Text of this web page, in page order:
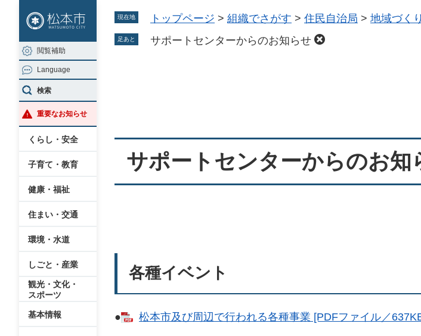
ジ
の
先
頭
で
す
ュ
ー
を
飛
ば
し
閲覧補助
Language
検索
重要なお知らせ
くらし・安全
子育て・教育
健康・福祉
住まい・交通
環境・水道
しごと・産業
観光・文化・
スポーツ
基本情報
現在地 トップページ > 組織でさがす > 住民自治局 > 地域づく
足あと サポートセンターからのお知らせ
サポートセンターからのお知
各種イベント
● 松本市及び周辺で行われる各種事業 [PDFファイル／